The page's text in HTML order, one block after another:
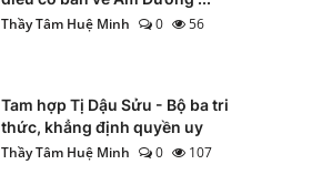
Thầy Tâm Huệ Minh
0 56
Tam hợp Tị Dậu Sửu - Bộ ba tri
thức, khẳng định quyền uy
Thầy Tâm Huệ Minh
0 107